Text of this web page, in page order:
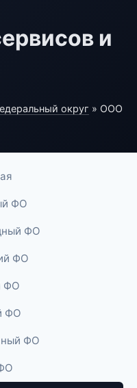
и
округ » ООО
ФО
ФО
ФО
ФО
ФО
ФО